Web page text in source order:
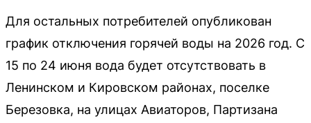
Для остальных потребителей опубликован
график отключения горячей воды на 2026 год. С
15 по 24 июня вода будет отсутствовать в
Ленинском и Кировском районах, поселке
Березовка, на улицах Авиаторов, Партизана